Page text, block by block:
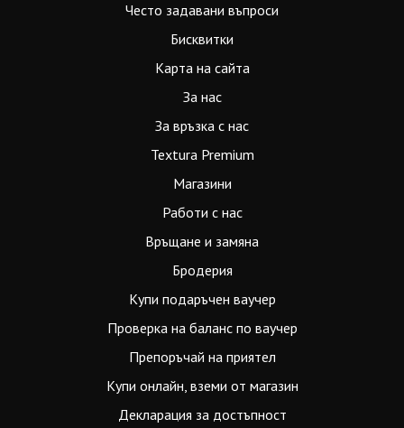
Често задавани въпроси
Бисквитки
Карта на сайта
За нас
За връзка с нас
Textura Premium
Магазини
Работи с нас
Връщане и замяна
Бродерия
Купи подаръчен ваучер
Проверка на баланс по ваучер
Препоръчай на приятел
Купи онлайн, вземи от магазин
Декларация за достъпност